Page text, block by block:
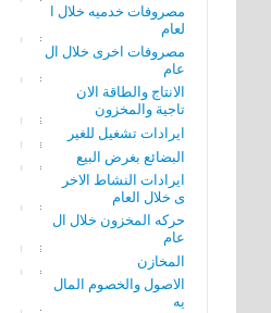
مصروفات خدميه خلال ا
لعام
مصروفات اخرى خلال ال
عام
الانتاج والطاقة الان
تاجية والمخزون
ايرادات تشغيل للغير
البضائع بغرض البيع
ايرادات النشاط الاخر
ى خلال العام
حركه المخزون خلال ال
عام
المخازن
الاصول والخصوم المال
يه